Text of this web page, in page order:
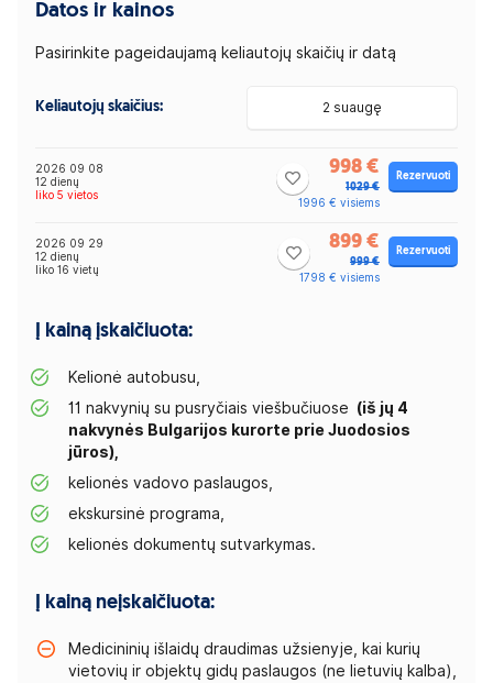
Datos ir kainos
Pasirinkite pageidaujamą keliautojų skaičių ir datą
Keliautojų skaičius: 2 suaugę
2026 09 08
12 dienų
liko 5 vietos
998 €
1029 €
1996 € visiems
Rezervuoti
2026 09 29
12 dienų
liko 16 vietų
899 €
999 €
1798 € visiems
Rezervuoti
Į kainą įskaičiuota:
Kelionė autobusu,
11 nakvynių su pusryčiais viešbučiuose (iš jų 4
nakvynės Bulgarijos kurorte prie Juodosios
jūros),
kelionės vadovo paslaugos,
ekskursinė programa,
kelionės dokumentų sutvarkymas.
Į kainą neįskaičiuota:
Medicininių išlaidų draudimas užsienyje, kai kurių
vietovių ir objektų gidų paslaugos (ne lietuvių kalba),